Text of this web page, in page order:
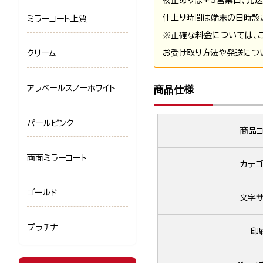
仕上り時間は端末の日時設
※正確な料金については、
お受け取り方法や発送につ
商品仕様
商品
カテ
文字
印
ミラーコート上質
クリーム
アラベールスノーホワイト
パールピンク
両面ミラーコート
ゴールド
プラチナ